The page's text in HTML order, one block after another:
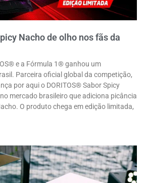
Nacho de olho nos fãs da
e a Fórmula 1® ganhou um
Parceira oficial global da competição,
por aqui o DORITOS® Sabor Spicy
mercado brasileiro que adiciona picância
O produto chega em edição limitada,